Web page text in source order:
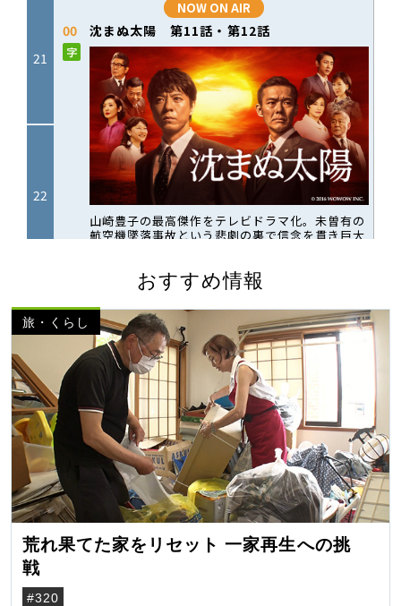
おすすめ情報
旅・くらし
荒れ果てた家をリセット 一家再生への挑
戦
#320